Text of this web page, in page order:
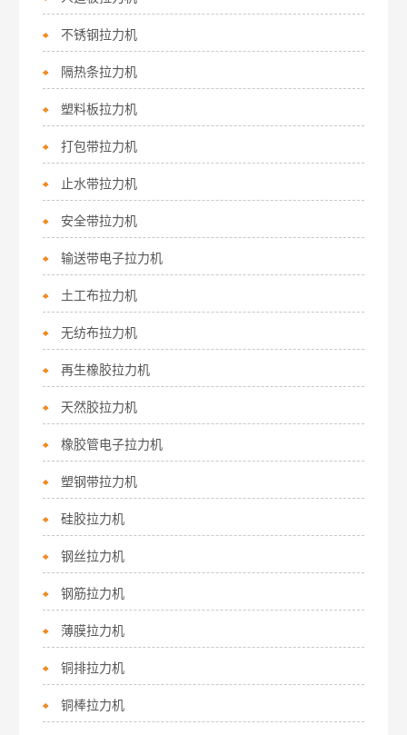
不锈钢拉力机
隔热条拉力机
塑料板拉力机
打包带拉力机
止水带拉力机
安全带拉力机
输送带电子拉力机
土工布拉力机
无纺布拉力机
再生橡胶拉力机
天然胶拉力机
橡胶管电子拉力机
塑钢带拉力机
硅胶拉力机
钢丝拉力机
钢筋拉力机
薄膜拉力机
铜排拉力机
铜棒拉力机